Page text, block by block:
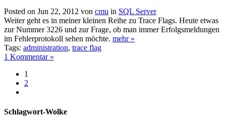
Posted on Jun 22, 2012 von cmu in SQL Server
Weiter geht es in meiner kleinen Reihe zu Trace Flags. Heute etwas
zur Nummer 3226 und zur Frage, ob man immer Erfolgsmeldungen
im Fehlerprotokoll sehen möchte. mehr »
Tags: administration, trace flag
1 Kommentar »
1
2
Schlagwort-Wolke